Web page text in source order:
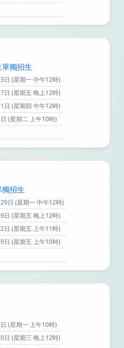
獨招生
日 (星期一 中午12時)
日 (星期五 晚上12時)
日 (星期四 中午12時)
(星期二 上午10時)
招生
日 (星期一 中午12時)
日 (星期五 晚上12時)
日 (星期五 上午11時)
日 (星期五 上午10時)
(星期一 上午10時)
日 (星期三 晚上12時)